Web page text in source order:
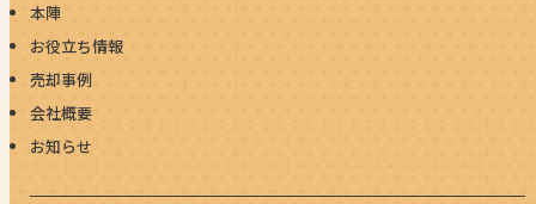
本陣
お役立ち情報
売却事例
会社概要
お知らせ